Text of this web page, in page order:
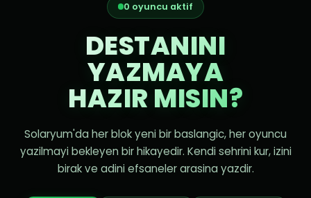
0 oyuncu aktif
DESTANINI
YAZMAYA
HAZIR MISIN?
Solaryum'da her blok yeni bir baslangic, her oyuncu
yazilmayi bekleyen bir hikayedir. Kendi sehrini kur, izini
birak ve adini efsaneler arasina yazdir.